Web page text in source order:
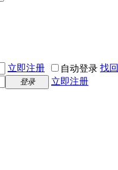
立即注册 自动登录 找
登录 立即注册